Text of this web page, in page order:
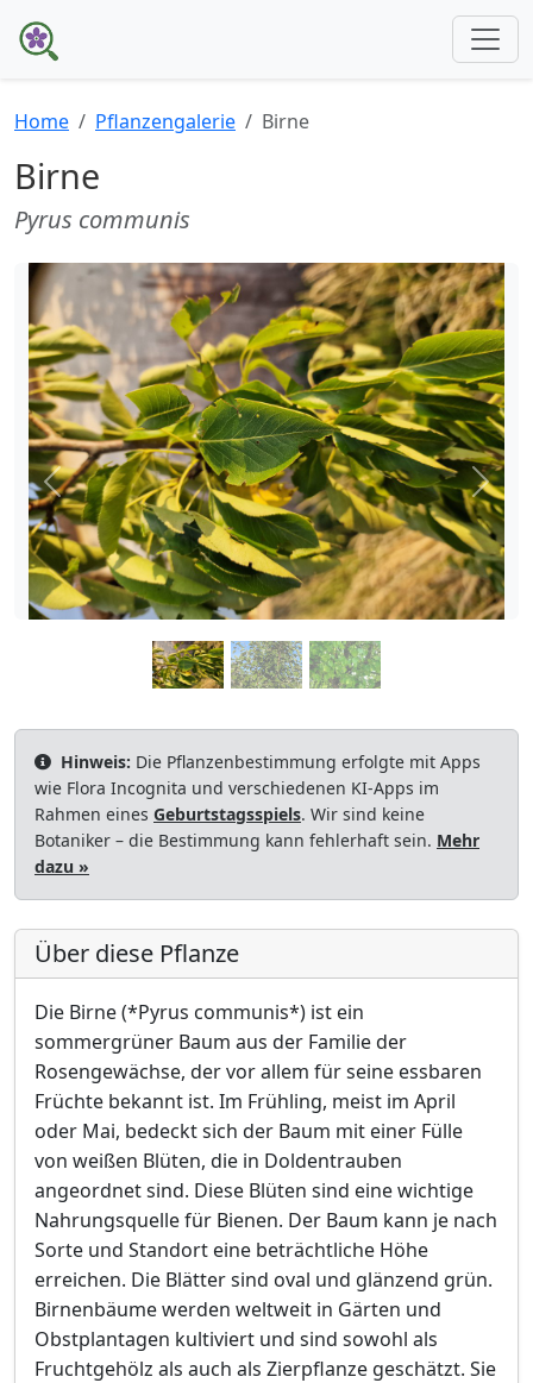
Home Pflanzengalerie Birne
Birne
Pyrus communis
Zurück
Hinweis: Die Pflanzenbestimmung erfolgte mit Apps
wie Flora Incognita und verschiedenen KI-Apps im
Rahmen eines Geburtstagsspiels. Wir sind keine
Botaniker – die Bestimmung kann fehlerhaft sein. Mehr
dazu »
Über diese Pflanze
Die Birne (*Pyrus communis*) ist ein
sommergrüner Baum aus der Familie der
Rosengewächse, der vor allem für seine essbaren
Früchte bekannt ist. Im Frühling, meist im April
oder Mai, bedeckt sich der Baum mit einer Fülle
von weißen Blüten, die in Doldentrauben
angeordnet sind. Diese Blüten sind eine wichtige
Nahrungsquelle für Bienen. Der Baum kann je nach
Sorte und Standort eine beträchtliche Höhe
erreichen. Die Blätter sind oval und glänzend grün.
Birnenbäume werden weltweit in Gärten und
Obstplantagen kultiviert und sind sowohl als
Fruchtgehölz als auch als Zierpflanze geschätzt. Sie